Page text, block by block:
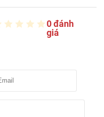
0 đánh
giá